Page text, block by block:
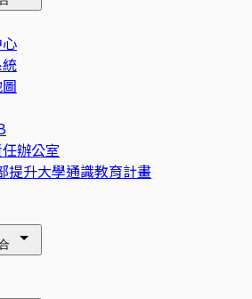
辦公室
提升大學通識教育計畫